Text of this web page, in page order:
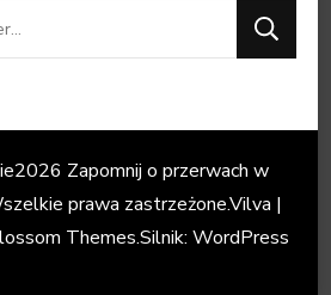
Zapomnij o przerwach w
prawa zastrzeżone.Vilva |
Themes.Silnik: WordPress